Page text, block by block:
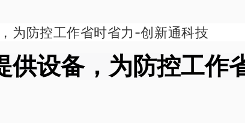
为防控工作省时省力-创新通科技
供设备，为防控工作